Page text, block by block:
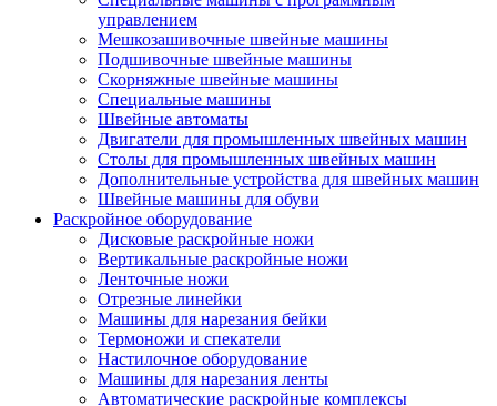
управлением
Мешкозашивочные швейные машины
Подшивочные швейные машины
Скорняжные швейные машины
Специальные машины
Швейные автоматы
Двигатели для промышленных швейных машин
Столы для промышленных швейных машин
Дополнительные устройства для швейных машин
Швейные машины для обуви
Раскройное оборудование
Дисковые раскройные ножи
Вертикальные раскройные ножи
Ленточные ножи
Отрезные линейки
Машины для нарезания бейки
Термоножи и спекатели
Настилочное оборудование
Машины для нарезания ленты
Автоматические раскройные комплексы